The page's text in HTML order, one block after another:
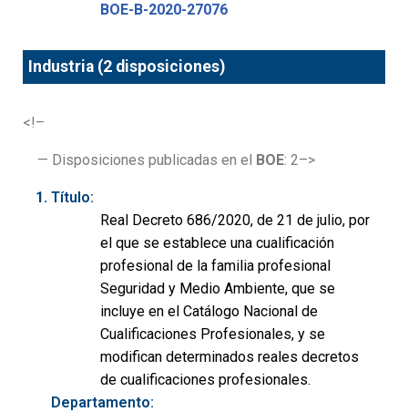
BOE-B-2020-27076
Industria (2 disposiciones)
<!–
— Disposiciones publicadas en el BOE: 2–>
Título:
Real Decreto 686/2020, de 21 de julio, por
el que se establece una cualificación
profesional de la familia profesional
Seguridad y Medio Ambiente, que se
incluye en el Catálogo Nacional de
Cualificaciones Profesionales, y se
modifican determinados reales decretos
de cualificaciones profesionales.
Departamento: